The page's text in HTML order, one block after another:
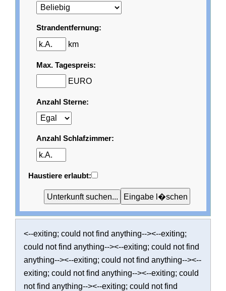
Strandentfernung:
km
Max. Tagespreis:
EURO
Anzahl Sterne:
Anzahl Schlafzimmer:
Haustiere erlaubt:
<--exiting; could not find anything--><--exiting;
could not find anything--><--exiting; could not find
anything--><--exiting; could not find anything--><--
exiting; could not find anything--><--exiting; could
not find anything--><--exiting; could not find